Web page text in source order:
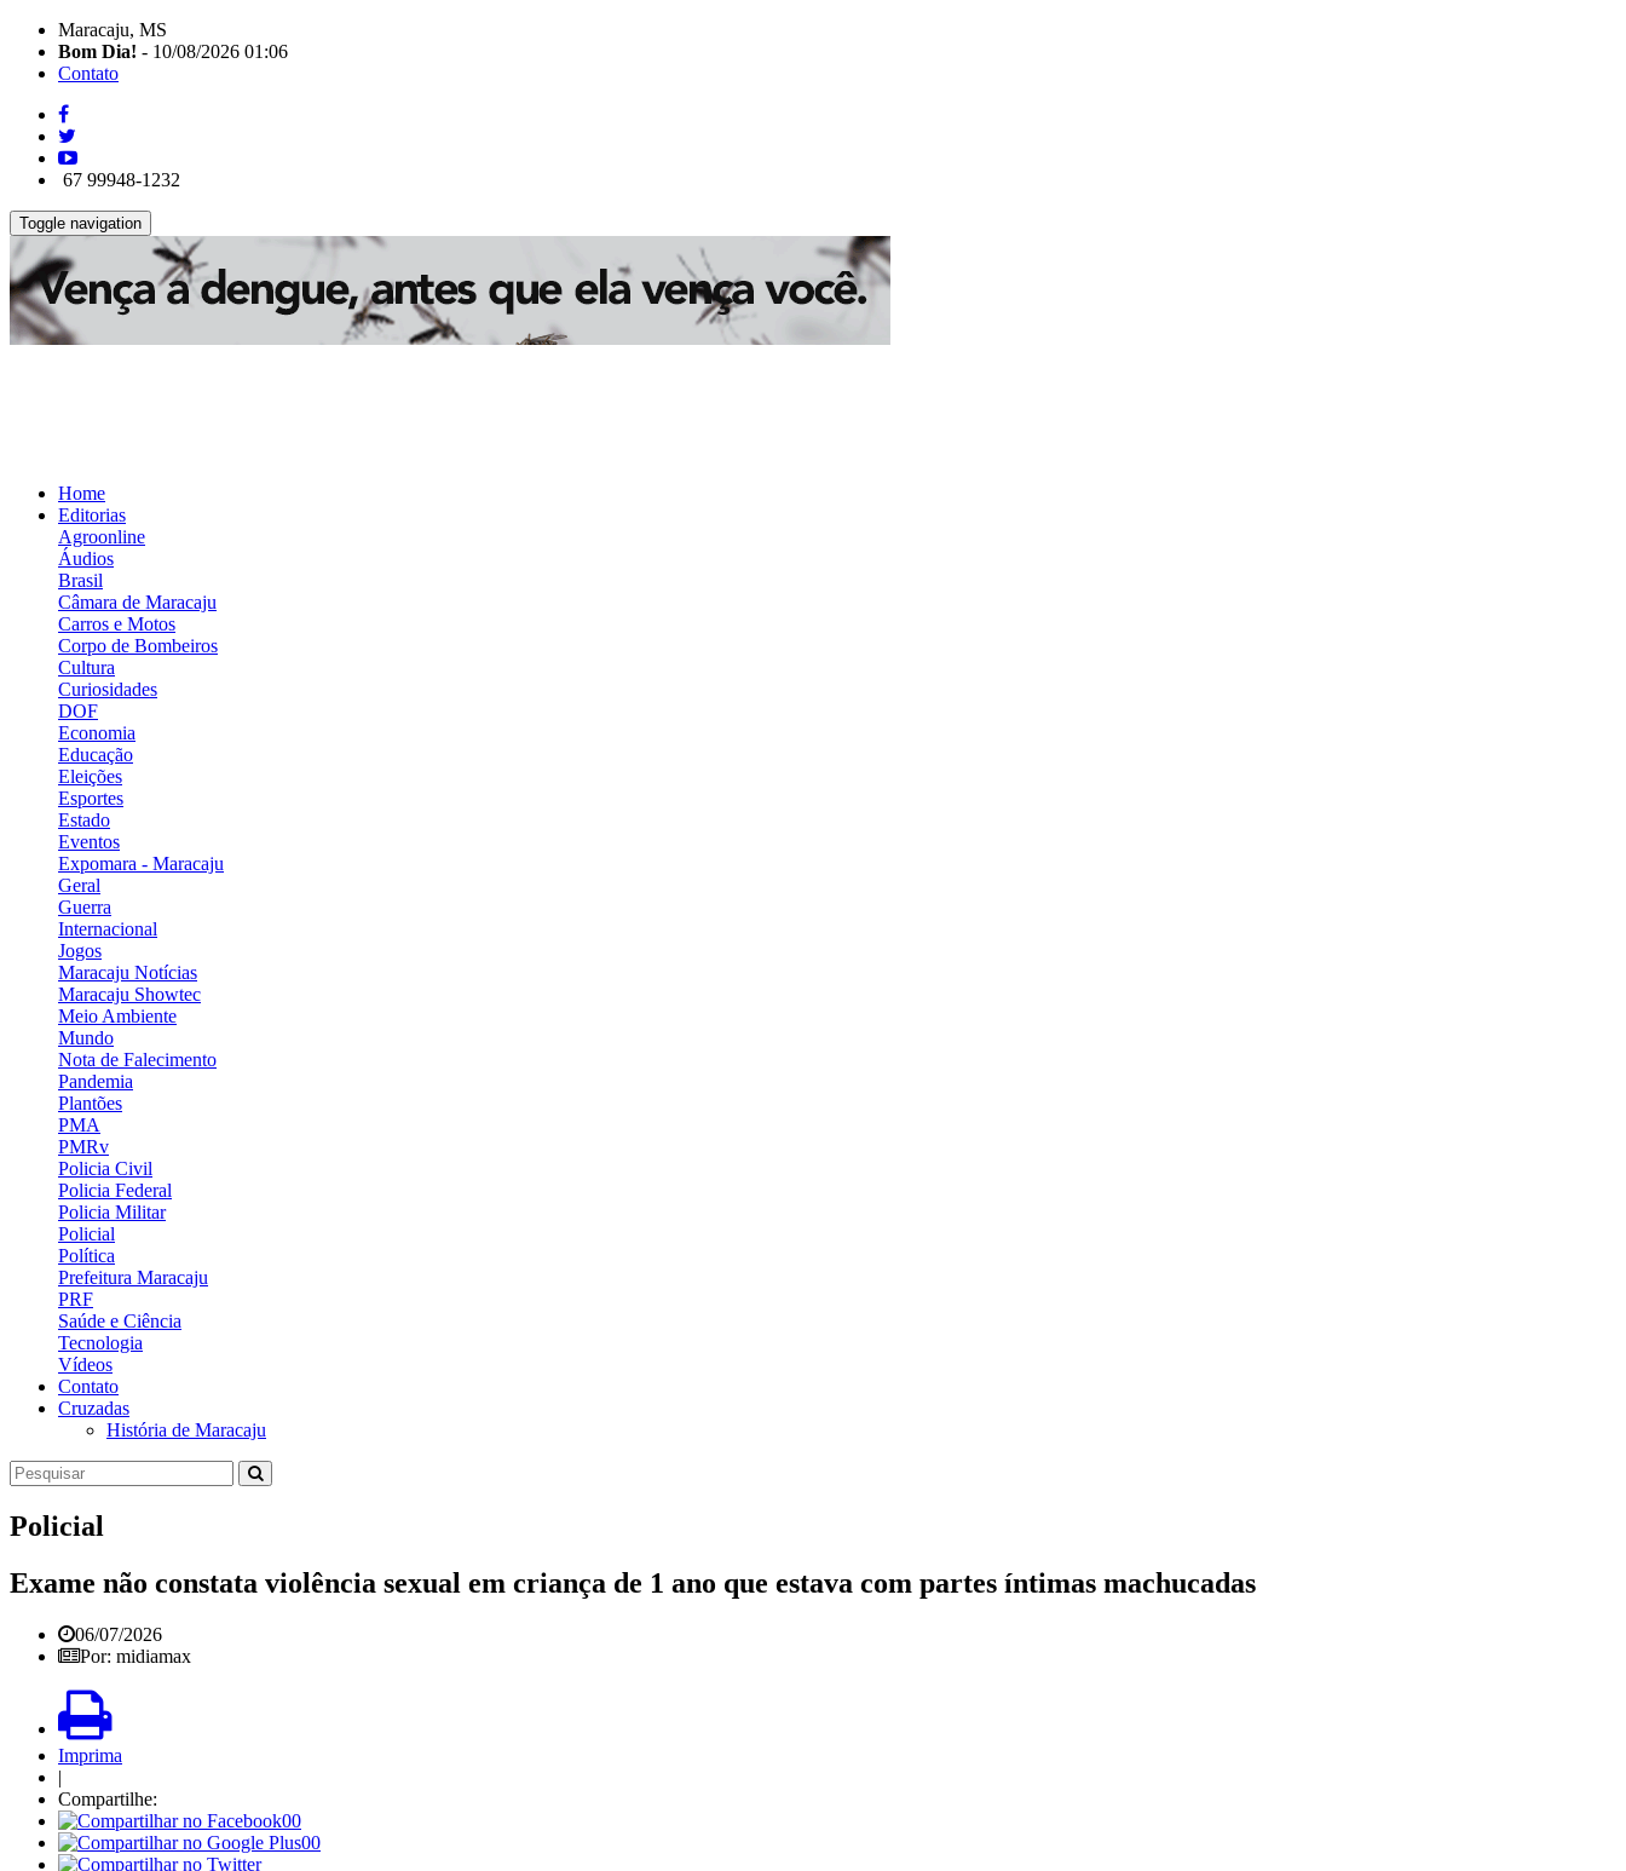
Maracaju, MS
Bom Dia! - 10/08/2026 01:06
Contato
67 99948-1232
Toggle navigation
Home
Editorias
Agroonline
Áudios
Brasil
Câmara de Maracaju
Carros e Motos
Corpo de Bombeiros
Cultura
Curiosidades
DOF
Economia
Educação
Eleições
Esportes
Estado
Eventos
Expomara - Maracaju
Geral
Guerra
Internacional
Jogos
Maracaju Notícias
Maracaju Showtec
Meio Ambiente
Mundo
Nota de Falecimento
Pandemia
Plantões
PMA
PMRv
Policia Civil
Policia Federal
Policia Militar
Policial
Política
Prefeitura Maracaju
PRF
Saúde e Ciência
Tecnologia
Vídeos
Contato
Cruzadas
História de Maracaju
Policial
Exame não constata violência sexual em criança de 1 ano que estava com partes íntimas machucadas
06/07/2026
Por: midiamax
Imprima
|
Compartilhe:
00
00